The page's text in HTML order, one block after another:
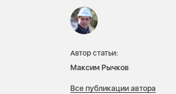
Автор статьи:
Максим Рычков
Все публикации автора